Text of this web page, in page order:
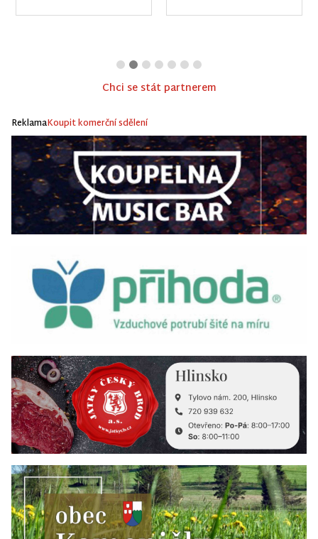
Chci se stát partnerem
ReklamaKoupit komerční sdělení